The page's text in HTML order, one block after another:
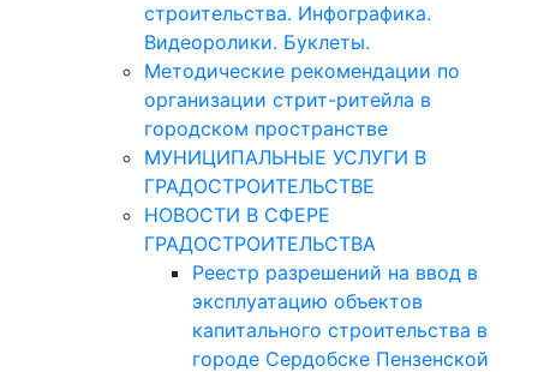
строительства. Инфографика.
Видеоролики. Буклеты.
Методические рекомендации по
организации стрит-ритейла в
городском пространстве
МУНИЦИПАЛЬНЫЕ УСЛУГИ В
ГРАДОСТРОИТЕЛЬСТВЕ
НОВОСТИ В СФЕРЕ
ГРАДОСТРОИТЕЛЬСТВА
Реестр разрешений на ввод в
эксплуатацию объектов
капитального строительства в
городе Сердобске Пензенской